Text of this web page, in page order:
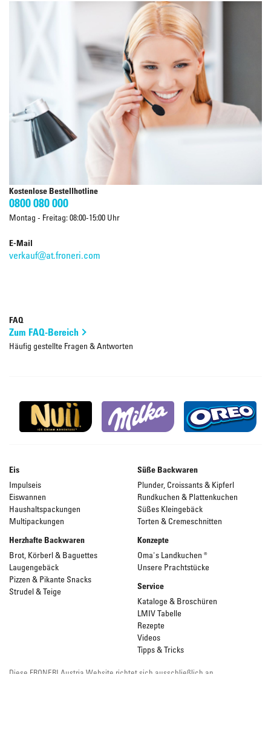
Kostenlose Bestellhotline
0800 080 000
Montag - Freitag: 08:00-15:00 Uhr
E-Mail
verkauf@at.froneri.com
FAQ
Zum FAQ-Bereich
Häufig gestellte Fragen & Antworten
Eis
Impulseis
Eiswannen
Haushaltspackungen
Multipackungen
Süße Backwaren
Plunder, Croissants & Kipferl
Rundkuchen & Plattenkuchen
Süßes Kleingebäck
Torten & Cremeschnitten
Herzhafte Backwaren
Brot, Körberl & Baguettes
Laugengebäck
Pizzen & Pikante Snacks
Strudel & Teige
Konzepte
Oma's Landkuchen ®
Unsere Prachtstücke
Service
Kataloge & Broschüren
LMIV Tabelle
Rezepte
Videos
Tipps & Tricks
Diese FRONERI Austria Website richtet sich ausschließlich an